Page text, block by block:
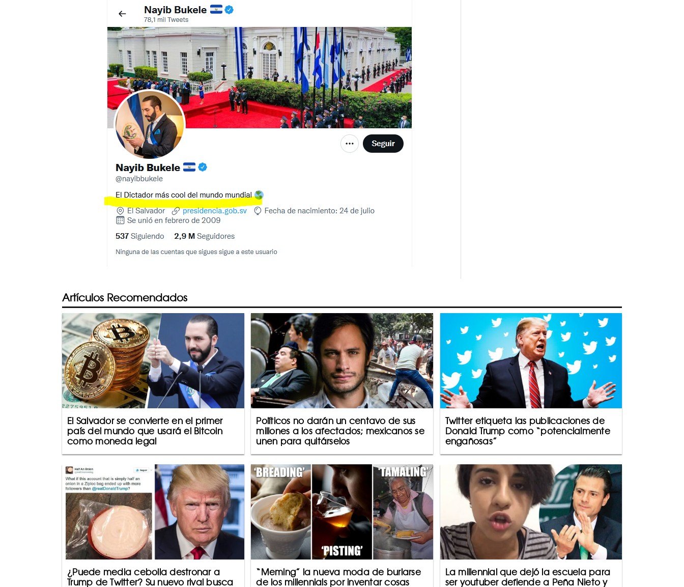
Artículos Recomendados
El Salvador se convierte en el primer
país del mundo que usará el Bitcoin
como moneda legal
Políticos no darán un centavo de sus
millones a los afectados; mexicanos se
unen para quitárselos
Twitter etiqueta las publicaciones de
Donald Trump como “potencialmente
engañosas”
¿Puede media cebolla destronar a
Trump de Twitter? Su nuevo rival busca
“Meming” la nueva moda de burlarse
de los millennials por inventar cosas
La millennial que dejó la escuela para
ser youtuber defiende a Peña Nieto y